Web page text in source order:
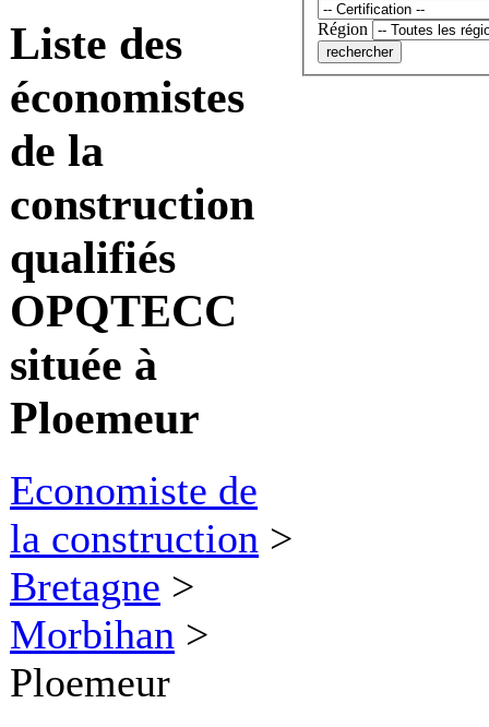
Liste des
économistes
de la
construction
qualifiés
OPQTECC
située à
Ploemeur
Economiste de
la construction >
Bretagne >
Morbihan >
Ploemeur
Région